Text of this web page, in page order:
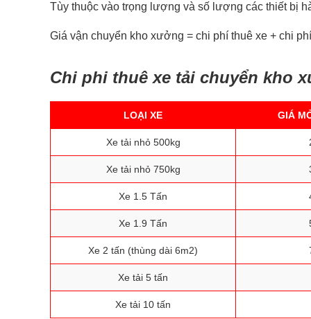
Tùy thuộc vào trọng lượng và số lượng các thiết bị
Giá vận chuyển kho xưởng = chi phí thuê xe + chi
Chi phi thuê xe tải chuyển kho
LOẠI XE GIÁ
Xe tải nhỏ 500kg
Xe tải nhỏ 750kg
Xe 1.5 Tấn
Xe 1.9 Tấn
Xe 2 tấn (thùng dài 6m2)
Xe tải 5 tấn
Xe tải 10 tấn